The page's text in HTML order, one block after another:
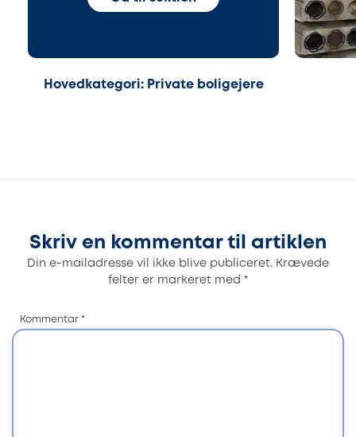
Hovedkategori: Private boligejere
Skriv en kommentar til artiklen
Din e-mailadresse vil ikke blive publiceret. Krævede
felter er markeret med *
Kommentar *